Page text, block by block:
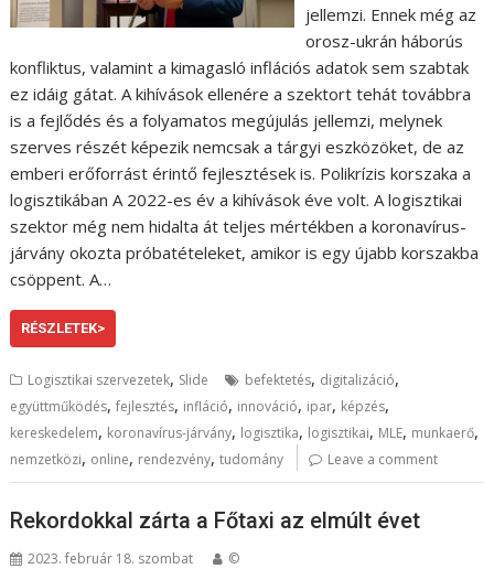
jellemzi. Ennek még az
orosz-ukrán háborús
konfliktus, valamint a kimagasló inflációs adatok sem szabtak
ez idáig gátat. A kihívások ellenére a szektort tehát továbbra
is a fejlődés és a folyamatos megújulás jellemzi, melynek
szerves részét képezik nemcsak a tárgyi eszközöket, de az
emberi erőforrást érintő fejlesztések is. Polikrízis korszaka a
logisztikában A 2022-es év a kihívások éve volt. A logisztikai
szektor még nem hidalta át teljes mértékben a koronavírus-
járvány okozta próbatételeket, amikor is egy újabb korszakba
csöppent. A…
RÉSZLETEK>
Logisztikai szervezetek, Slide befektetés, digitalizáció,
együttműködés,fejlesztés, infláció, innováció, ipar, képzés,
kereskedelem, koronavírus-járvány, logisztika, logisztikai, MLE, munkaerő,
nemzetközi, online, rendezvény,tudomány Leave a comment
Rekordokkal zárta a Főtaxi az elmúlt évet
2023. február 18. szombat ©